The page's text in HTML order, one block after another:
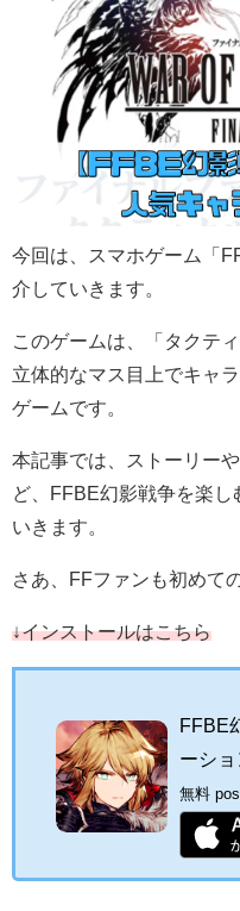
今回は、スマホゲーム「
介していきます。
このゲームは、「タクテ
立体的なマス目上でキャ
ゲームです。
本記事では、ストーリー
ど、FFBE幻影戦争を楽
いきます。
さあ、FFファンも初めて
↓インストールはこちら
FFBE
ーシ
無料